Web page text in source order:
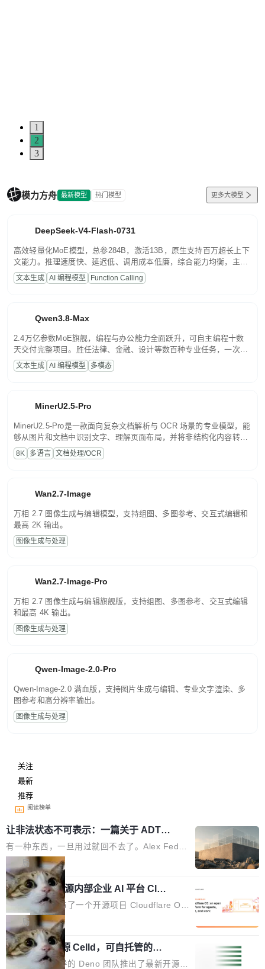
1
2
3
模力方舟 最新模型 热门模型 更多大模型
DeepSeek-V4-Flash-0731
高效轻量化MoE模型，总参284B，激活13B，原生支持百万超长上下
文能力。推理速度快、延迟低、调用成本低廉，综合能力均衡，主打
高并发、轻量化任务，适合日常对话、内容创作、基础 RAG、批量
文案处理等普惠刚需场景。
文本生成 AI 编程模型 Function Calling
Qwen3.8-Max
2.4万亿参数MoE旗舰，编程与办公能力全面跃升，可自主编程十数
天交付完整项目。胜任法律、金融、设计等数百种专业任务，一次对
话端到端交付生产级成果。原生视觉理解贯穿规划、执行与验证全流
程，支持超长文档与长视频的深度语义解析。长程任务中自主规划与
文本生成 AI 编程模型 多模态
MinerU2.5-Pro
MinerU2.5-Pro是一款面向复杂文档解析与 OCR 场景的专业模型，能
够从图片和文档中识别文字、理解页面布局，并将非结构化内容转换
为便于存储、检索和二次处理的结构化结果。
8K 多语言 文档处理/OCR
Wan2.7-Image
万相 2.7 图像生成与编辑模型，支持组图、多图参考、交互式编辑和
最高 2K 输出。
图像生成与处理
Wan2.7-Image-Pro
万相 2.7 图像生成与编辑旗舰版，支持组图、多图参考、交互式编辑
和最高 4K 输出。
图像生成与处理
Qwen-Image-2.0-Pro
Qwen-Image-2.0 满血版，支持图片生成与编辑、专业文字渲染、多
图参考和高分辨率输出。
图像生成与处理
关注
最新
推荐
阅读榜单
让非法状态不可表示：一篇关于 ADT
的帖子在 Reddit 火了
有一种东西，一旦用过就回不去了。Alex Fedos
eev 管它叫"软件设计的基石"。 他说的东西不新
鲜——代数数据类型（ADT），尤其是和类型
（sum type）。但他说清楚了一件事：这不是类
型系统的学术体操，是日常编码的思维方式。 文
章从一个简单的例子切入。一个网站的深色主题
设置，如果用布尔值 + 可空字段来表示——bool
ean 表示是否可切换，nullable 的默认模式、浅
色方案、深色方案——会产生大量无意义的组
局
Cloudflare 开源内部企业 AI 平台 Clou
dflare OS
Cloudflare 发布了一个开源项目 Cloudflare O
S。如果你只看官方博客，你会觉得这是又一
个"AI 知识库 + 聊天机器人"——每个大厂都在
做，没什么新鲜的。 但 Kenton Varda 在 Twitte
r 上把事情说清楚了： 今天我们发布了 Cloudfla
局
Deno 团队开源 Celld，可自托管的分
布式 Durable Objects
Ryan Dahl 领导的 Deno 团队推出了最新开源项